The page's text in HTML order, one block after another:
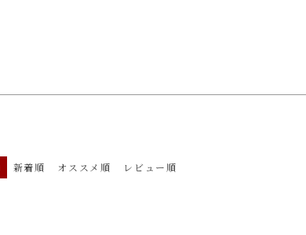
新着順 オススメ順 レビュー順